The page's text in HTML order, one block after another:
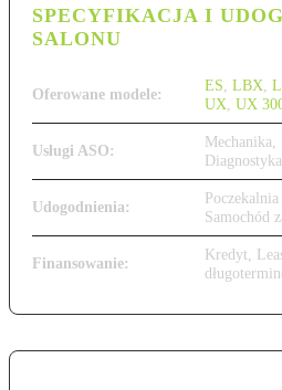
SPECYFIKACJA I
SALONU
Oferowane modele: ES LBX
UX UX
Usługi ASO:
Mechanika,
Udogodnienia:
Samochód
Finansowanie:
Kredyt,